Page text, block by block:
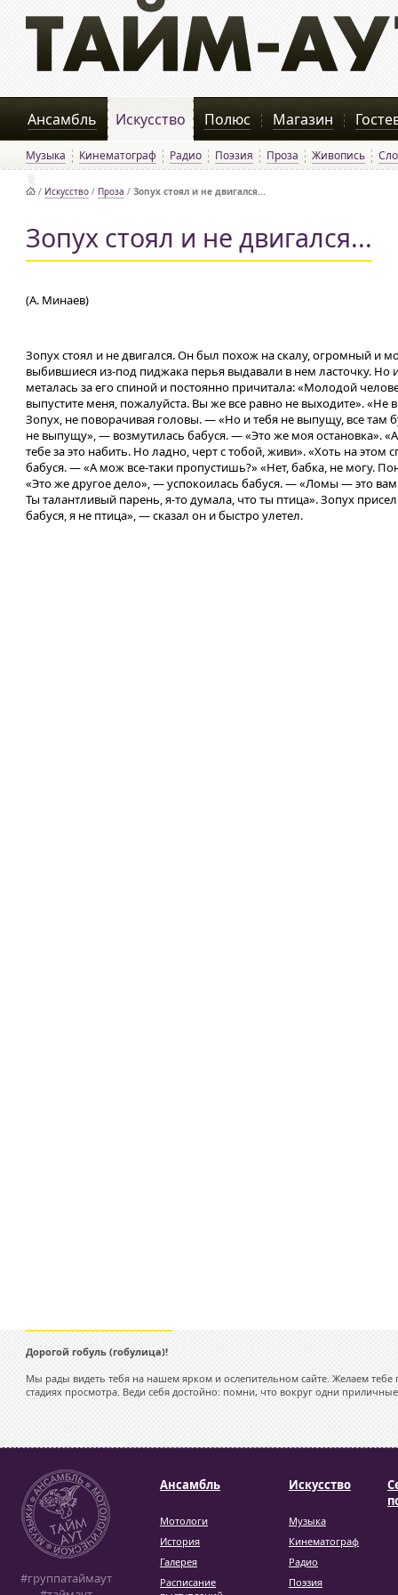
Ансамбль Искусство Полюс Магазин
Музыка Кинематограф Радио Поэзия Проза Живопись
/ Искусство / Проза / Зопух стоял и не двигался...
Зопух стоял и не двигался...
(А. Минаев)
Зопух стоял и не двигался. Он был похож на скалу, огромный и
выбившиеся из-под пиджака перья выдавали в нем ласточку. Но
металась за его спиной и постоянно причитала: «Молодой
выпустите меня, пожалуйста. Вы же все равно не выходите». «Не
Зопух, не поворачивая головы. — «Но и тебя не выпущу, все там
не выпущу», — возмутилась бабуся. — «Это же моя остановка».
тебе за это набить. Но ладно, черт с тобой, живи». «Хоть на этом
бабуся. — «А мож все-таки пропустишь?» «Нет, бабка, не могу.
«Это же другое дело», — успокоилась бабуся. — «Ломы — это
Ты талантливый парень, я-то думала, что ты птица». Зопух
бабуся, я не птица», — сказал он и быстро улетел.
Дорогой гобуль (гобулица)!
Мы рады видеть тебя на нашем ярком и ослепительном сайте. Желаем тебе
стадиях просмотра. Веди себя достойно: помни, что вокруг одни
#группатаймаут
Ансамбль
Мотологи
История
Галерея
Расписание
Искусство
Музыка
Кинематограф
Радио
Поэзия